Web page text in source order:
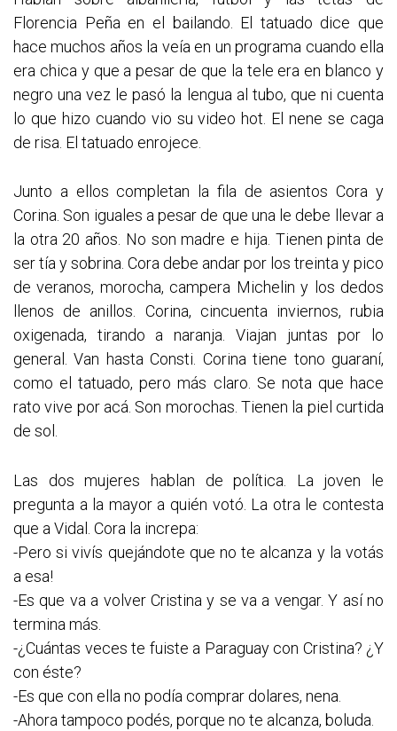
Florencia Peña en el bailando. El tatuado dice que
hace muchos años la veía en un programa cuando ella
era chica y que a pesar de que la tele era en blanco y
negro una vez le pasó la lengua al tubo, que ni cuenta
lo que hizo cuando vio su video hot. El nene se caga
de risa. El tatuado enrojece.
Junto a ellos completan la fila de asientos Cora y
Corina. Son iguales a pesar de que una le debe llevar a
la otra 20 años. No son madre e hija. Tienen pinta de
ser tía y sobrina. Cora debe andar por los treinta y pico
de veranos, morocha, campera Michelin y los dedos
llenos de anillos. Corina, cincuenta inviernos, rubia
oxigenada, tirando a naranja. Viajan juntas por lo
general. Van hasta Consti. Corina tiene tono guaraní,
como el tatuado, pero más claro. Se nota que hace
rato vive por acá. Son morochas. Tienen la piel curtida
de sol.
Las dos mujeres hablan de política. La joven le
pregunta a la mayor a quién votó. La otra le contesta
que a Vidal. Cora la increpa:
-Pero si vivís quejándote que no te alcanza y la votás
a esa!
-Es que va a volver Cristina y se va a vengar. Y así no
termina más.
-¿Cuántas veces te fuiste a Paraguay con Cristina? ¿Y
con éste?
-Es que con ella no podía comprar dolares, nena.
-Ahora tampoco podés, porque no te alcanza, boluda.